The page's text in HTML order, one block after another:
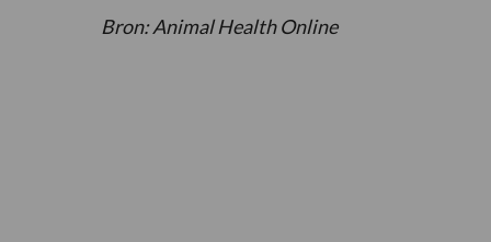
Bron: Animal Health Online